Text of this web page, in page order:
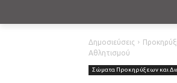
Δημοσιεύσεις
Αθλητισμού
Σώματα Προκηρύξεων και